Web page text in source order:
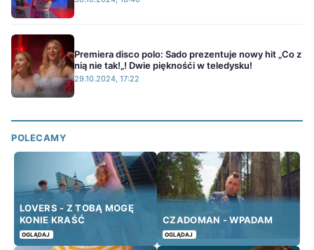
Premiera disco polo: Sado prezentuje nowy hit „Co z
nią nie tak!„! Dwie pięknośći w teledysku!
29.10.2024, 17:22
POLECAMY
LOVERS - Z TOBĄ MOGĘ
KONIE KRAŚĆ
OGLĄDAJ
CZADOMAN - WPADAM
OGLĄDAJ